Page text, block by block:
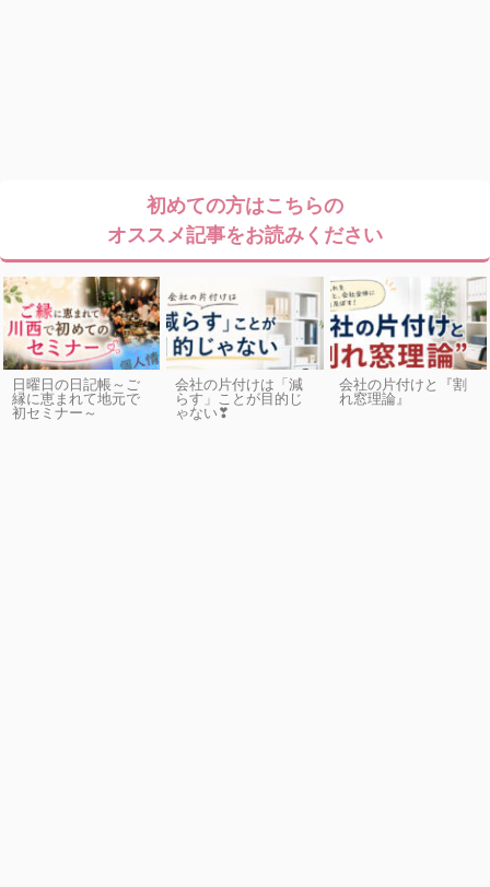
初めての方はこちらの
オススメ記事をお読みください
日曜日の日記帳～ご
縁に恵まれて地元で
初セミナー～
会社の片付けは「減
らす」ことが目的じ
ゃない❣
会社の片付けと『割
れ窓理論』